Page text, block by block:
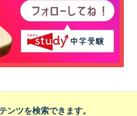
ンツを検索できます。